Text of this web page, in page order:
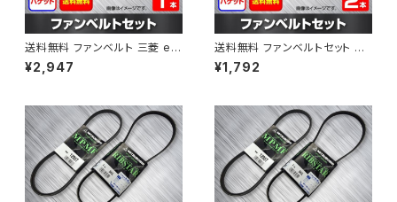
送料無料 ファンベルト 三菱 eK
ワゴン 型式B11W H25.05～H2
6.06 （国内トップメーカー） 1本
¥2,947
送料無料 ファンベルトセット 三
菱 ミニキャブ 型式U41TP H0
3.01～H11.08 （国内トップメー
¥1,792